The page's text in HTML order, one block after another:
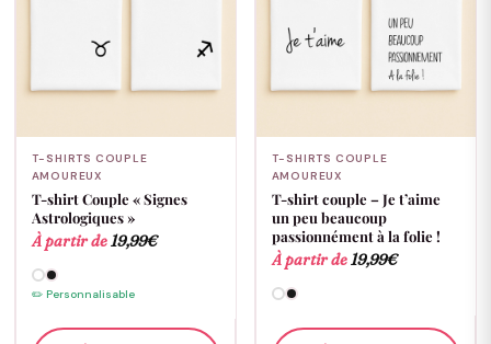
T-SHIRTS COUPLE
AMOUREUX
T-shirt Couple « Signes
Astrologiques »
À partir de 19,99€
✏️ Personnalisable
T-SHIRTS COUPLE
AMOUREUX
T-shirt couple – Je t’aime
un peu beaucoup
passionnément à la folie !
À partir de 19,99€